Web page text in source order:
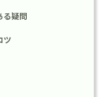
疑問
ツ